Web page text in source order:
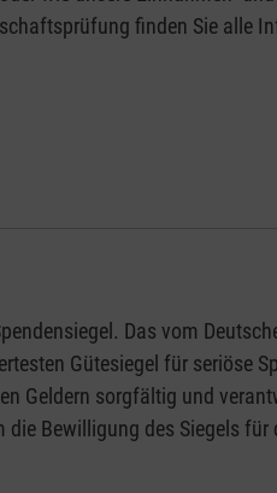
finden Sie alle
Das vom
Gütesiegel für seriöse
Geldern sorgfältig und
Bewilligung des Siegels